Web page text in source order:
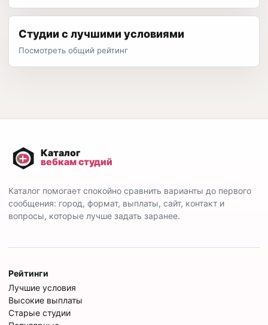
Студии с лучшими условиями
Посмотреть общий рейтинг
Каталог помогает спокойно сравнить варианты до первого
сообщения: город, формат, выплаты, сайт, контакт и
вопросы, которые лучше задать заранее.
Рейтинги
Лучшие условия
Высокие выплаты
Старые студии